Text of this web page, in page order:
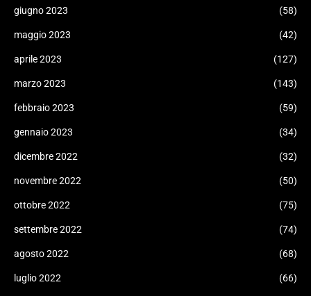
giugno 2023 (58)
maggio 2023 (42)
aprile 2023 (127)
marzo 2023 (143)
febbraio 2023 (59)
gennaio 2023 (34)
dicembre 2022 (32)
novembre 2022 (50)
ottobre 2022 (75)
settembre 2022 (74)
agosto 2022 (68)
luglio 2022 (66)